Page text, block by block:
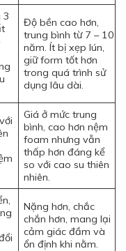
3
Độ bền cao hơn,
trung bình từ 7 – 10
năm. Ít bị xẹp lún,
giữ form tốt hơn
trong quá trình sử
dụng lâu dài.
Giá ở mức trung
bình, cao hơn nệm
foam nhưng vẫn
thấp hơn đáng kể
so với cao su thiên
nhiên.
Nặng hơn, chắc
chắn hơn, mang lại
cảm giác đầm và
ổn định khi nằm.